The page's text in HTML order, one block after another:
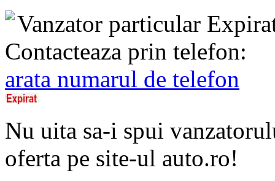
Vanzator particular
Contacteaza prin telefon:
arata numarul de telefon
Nu uita sa-i spui
oferta pe site-ul auto.ro!